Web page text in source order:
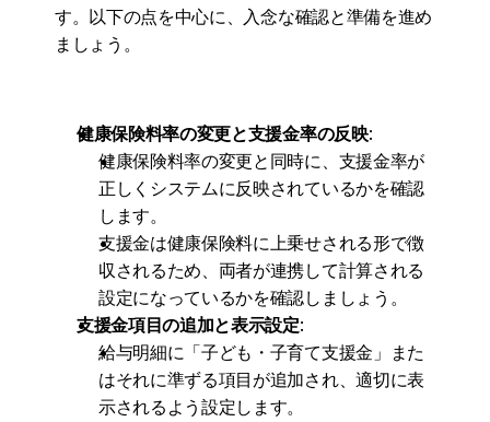
す。以下の点を中心に、入念な確認と準備を進め
ましょう。
健康保険料率の変更と支援金率の反映:
健康保険料率の変更と同時に、支援金率が
正しくシステムに反映されているかを確認
します。
支援金は健康保険料に上乗せされる形で徴
収されるため、両者が連携して計算される
設定になっているかを確認しましょう。
支援金項目の追加と表示設定:
給与明細に「子ども・子育て支援金」また
はそれに準ずる項目が追加され、適切に表
示されるよう設定します。